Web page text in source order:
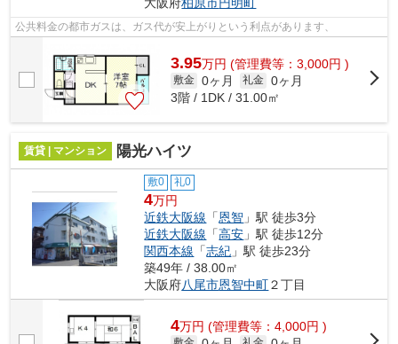
大阪府柏原市円明町
公共料金の都市ガスは、ガス代が安上がりという利点があります、
3.95万円 (管理費等：3,000円 )
敷金 0ヶ月 礼金 0ヶ月
3階 / 1DK / 31.00㎡
賃貸 | マンション 陽光ハイツ
敷0 礼0
4万円
近鉄大阪線 「恩智 」駅 徒歩3分
近鉄大阪線 「高安 」駅 徒歩12分
関西本線 「志紀 」駅 徒歩23分
築49年 / 38.00㎡
大阪府八尾市恩智中町２丁目
4万円 (管理費等：4,000円 )